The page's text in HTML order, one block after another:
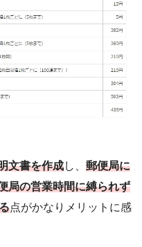
文書を作成し、 郵便局に
局の営業時間に縛られず
点がかなりメリットに感